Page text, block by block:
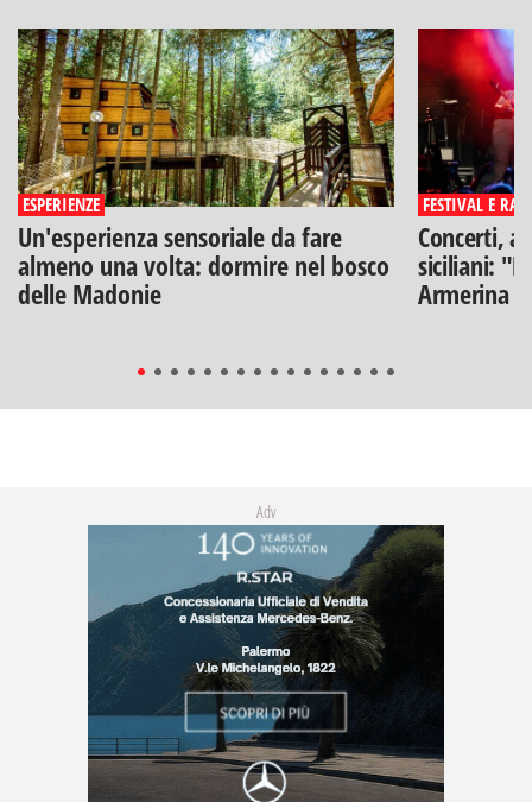
ESPERIENZE
Un'esperienza sensoriale da fare
almeno una volta: dormire nel bosco
delle Madonie
FESTIVAL E
Concerti,
siciliani:
Armerina
Adv